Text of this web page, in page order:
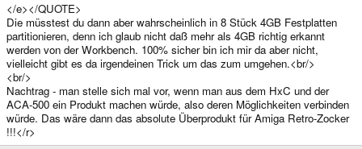
</e></QUOTE>
Die müsstest du dann aber wahrscheinlich in 8 Stück 4GB Festplatten
partitionieren, denn ich glaub nicht daß mehr als 4GB richtig erkannt
werden von der Workbench. 100% sicher bin ich mir da aber nicht,
vielleicht gibt es da irgendeinen Trick um das zum umgehen.<br/>
<br/>
Nachtrag - man stelle sich mal vor, wenn man aus dem HxC und der
ACA-500 ein Produkt machen würde, also deren Möglichkeiten verbinden
würde. Das wäre dann das absolute Überprodukt für Amiga Retro-Zocker
!!!</r>